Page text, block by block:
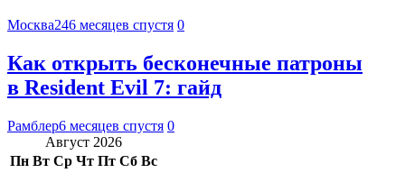
Москва246 месяцев спустя 0
Как открыть бесконечные патроны
в Resident Evil 7: гайд
Рамблер6 месяцев спустя 0
Август 2026
Пн Вт Ср Чт Пт Сб Вс